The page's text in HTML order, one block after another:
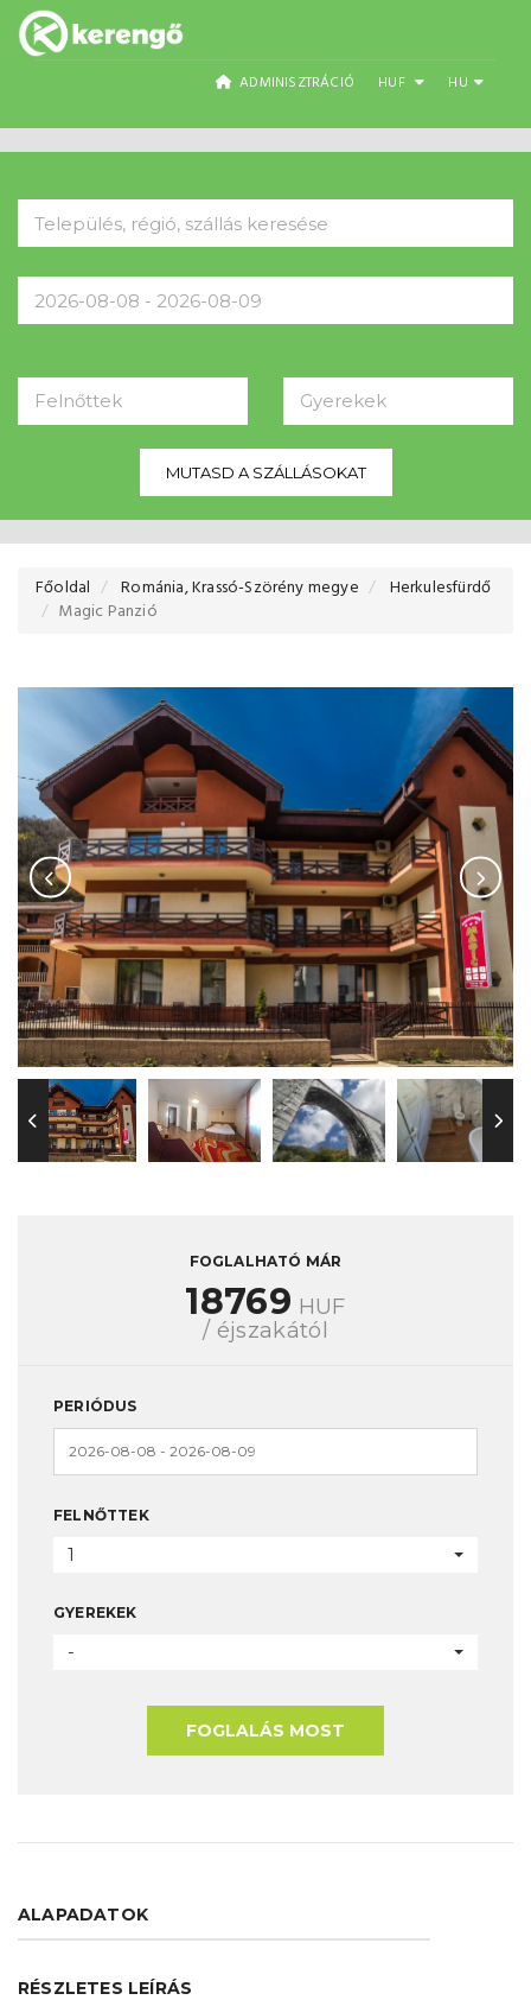
ADMINISZTRÁCIÓ HUF HU
Felnőttek Gyerekek
MUTASD A SZÁLLÁSOKAT
Főoldal Románia, Krassó-Szörény megye
Herkulesfürdő
Magic Panzió
FOGLALHATÓ MÁR
18769 HUF
/ éjszakától
PERIÓDUS
FELNŐTTEK
1
GYEREKEK
-
FOGLALÁS MOST
ALAPADATOK
RÉSZLETES LEÍRÁS